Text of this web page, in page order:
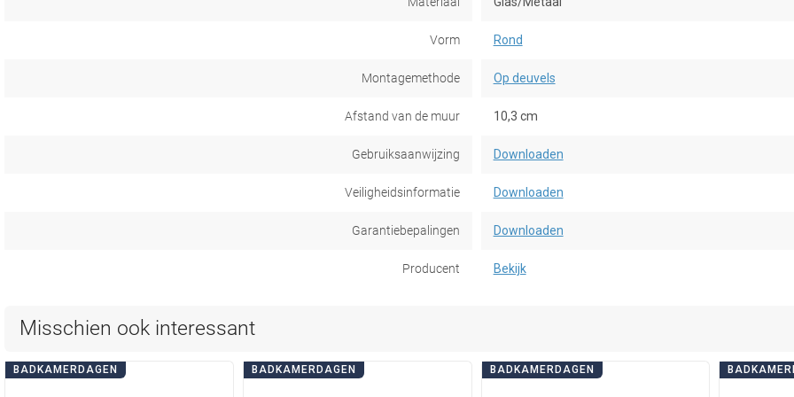
Vorm Rond
Montagemethode Op deuvels
Afstand van de muur 10,3 cm
Gebruiksaanwijzing Downloaden
Veiligheidsinformatie Downloaden
Garantiebepalingen Downloaden
Producent Bekijk
Misschien ook interessant
BADKAMERDAGEN BADKAMERDAGEN BADKAMERDAGEN